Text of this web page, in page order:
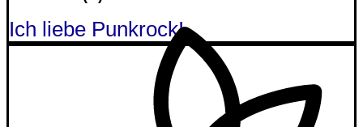
Ich liebe Punkrock!